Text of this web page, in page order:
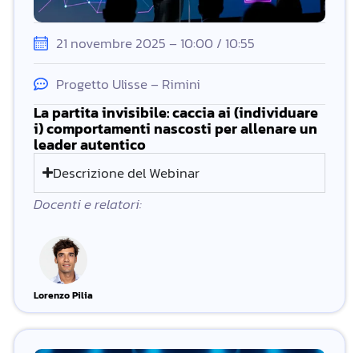
21 novembre 2025 – 10:00 / 10:55
Progetto Ulisse – Rimini
La partita invisibile: caccia ai (individuare
i) comportamenti nascosti per allenare un
leader autentico
Descrizione del Webinar
Docenti e relatori:
Lorenzo Pilia